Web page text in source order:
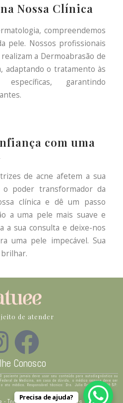
Nossa Clínica
compreendemos
pele. Nossos profissionais
a Dermoabrasão de
adaptando o tratamento às
específicas, garantindo
com uma
de acne afetem a sua
o poder transformador da
clínica e dê um passo
a uma pele mais suave e
a sua consulta e deixe-nos
uma pele impecável. Sua
de atender
Conosco
jamais deve usar seu conteúdo para autodiagnóstico ou
de Medicina, em caso de dúvida, o médico sempre deve ser
médico. Responsável técnico: Dra. Julia Ocampo – CRM-SP:
Precisa de ajuda?